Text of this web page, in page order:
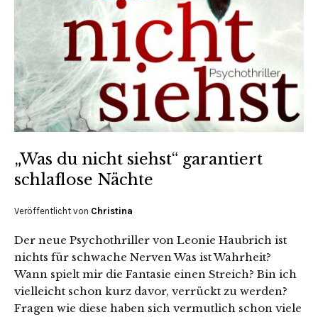
„Was du nicht siehst“ garantiert
schlaflose Nächte
Veröffentlicht von Christina
Der neue Psychothriller von Leonie Haubrich ist
nichts für schwache Nerven Was ist Wahrheit?
Wann spielt mir die Fantasie einen Streich? Bin ich
vielleicht schon kurz davor, verrückt zu werden?
Fragen wie diese haben sich vermutlich schon viele